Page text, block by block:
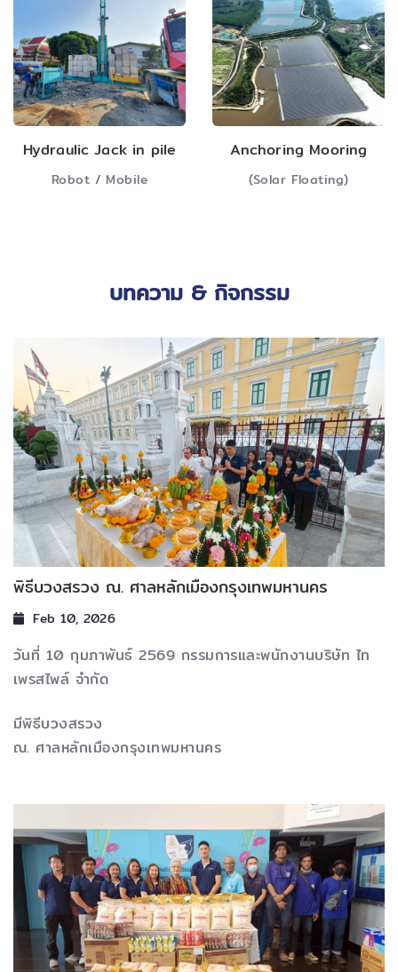
Hydraulic Jack in pile
Robot / Mobile
Anchoring Mooring
(Solar Floating)
บทความ & กิจกรรม
พิธีบวงสรวง ณ. ศาลหลักเมืองกรุงเทพมหานคร
Feb 10, 2026
วันที่ 10 กุมภาพันธ์ 2569 กรรมการและพนักงานบริษัท ไท
เพรสไพล์ จำกัด
มีพิธีบวงสรวง
ณ. ศาลหลักเมืองกรุงเทพมหานคร